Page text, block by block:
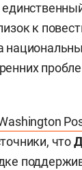
к
что